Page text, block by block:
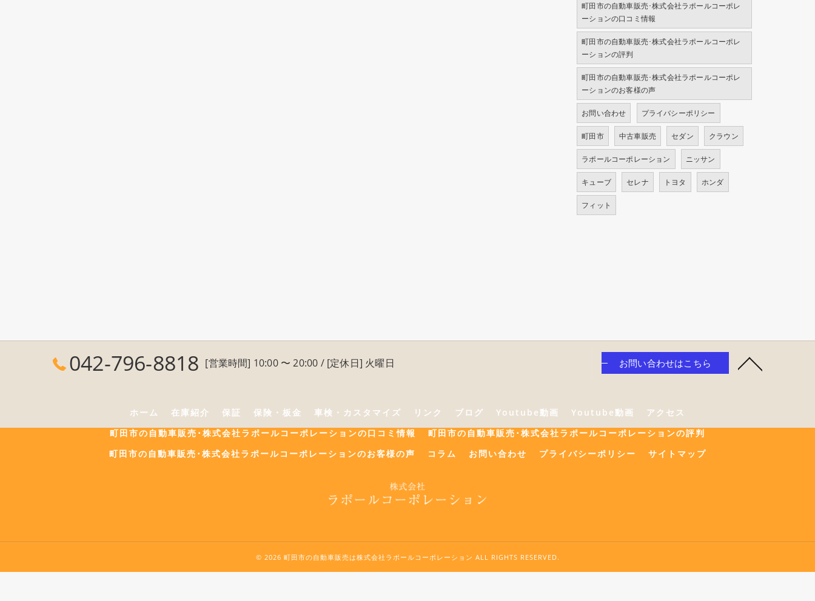
町田市の自動車販売･株式会社ラポールコーポレ
ーションの口コミ情報
町田市の自動車販売･株式会社ラポールコーポレ
ーションの評判
町田市の自動車販売･株式会社ラポールコーポレ
ーションのお客様の声
お問い合わせ プライバシーポリシー
町田市 中古車販売 セダン クラウン
ラポールコーポレーション ニッサン
キューブ セレナ トヨタ ホンダ
フィット
042-796-8818 [営業時間] 10:00 〜 20:00 / [定休日] 火曜日 お問い合わせはこちら
ホーム 在庫紹介 保証 保険・板金 車検・カスタマイズ リンク ブログ Youtube動画 Youtube動画
アクセス
町田市の自動車販売･株式会社ラポールコーポレーションの口コミ情報
町田市の自動車販売･株式会社ラポールコーポレーションの評判
町田市の自動車販売･株式会社ラポールコーポレーションのお客様の声
コラム お問い合わせ プライバシーポリシー サイトマップ
© 2026 町田市の自動車販売は株式会社ラポールコーポレーション ALL RIGHTS RESERVED.